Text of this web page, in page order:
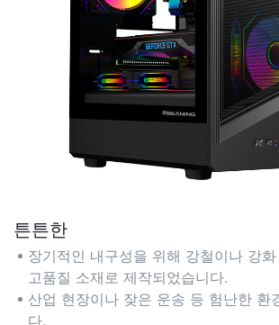
튼튼한
장기적인 내구성을 위해 강철이나 강화
고품질 소재로 제작되었습니다.
산업 현장이나 잦은 운송 등 험난한 환
다.